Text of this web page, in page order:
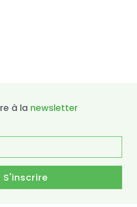
à la newsletter
S'inscrire